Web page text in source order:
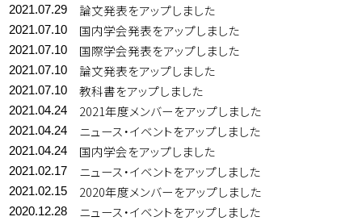
2021.07.29 論文発表をアップしました
2021.07.10 国内学会発表をアップしました
2021.07.10 国際学会発表をアップしました
2021.07.10 論文発表をアップしました
2021.07.10 教科書をアップしました
2021.04.24 2021年度メンバーをアップしました
2021.04.24 ニュース・イベントをアップしました
2021.04.24 国内学会をアップしました
2021.02.17 ニュース・イベントをアップしました
2021.02.15 2020年度メンバーをアップしました
2020.12.28 ニュース・イベントをアップしました